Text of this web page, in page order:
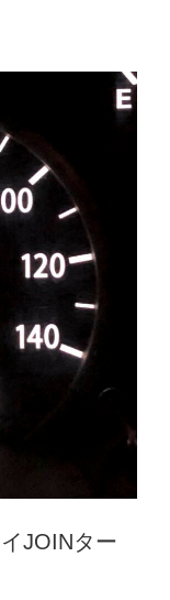
JOINター